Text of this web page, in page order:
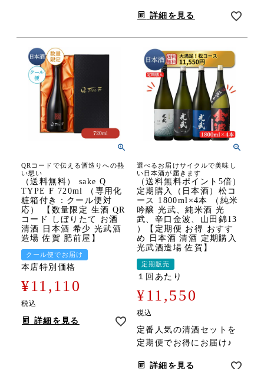
詳細を見る
QRコードで伝える酒造りへの熱
い想い
（送料無料） sake Q
TYPE F 720ml （専用化
粧箱付き：クール便対
応） 【数量限定 生酒 QR
コード しぼりたて お酒
清酒 日本酒 希少 光武酒
造場 佐賀 肥前屋】
クール便でお届け
本店特別価格
¥11,110
税込
詳細を見る
選べるお届けサイクルで美味し
い日本酒が届きます
（送料無料ポイント5倍）
定期購入（日本酒）松コ
ース 1800ml×4本 （純米
吟醸 光武、純米酒 光
武、辛口金波、山田錦13
）【定期便 お得 おすす
め 日本酒 清酒 定期購入
光武酒造場 佐賀】
定期販売
１回あたり
¥11,550
税込
定番人気の清酒セットを
定期便でお得にお届け♪
詳細を見る